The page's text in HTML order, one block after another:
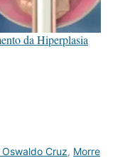
da Hiperplasia
Cruz, Morre